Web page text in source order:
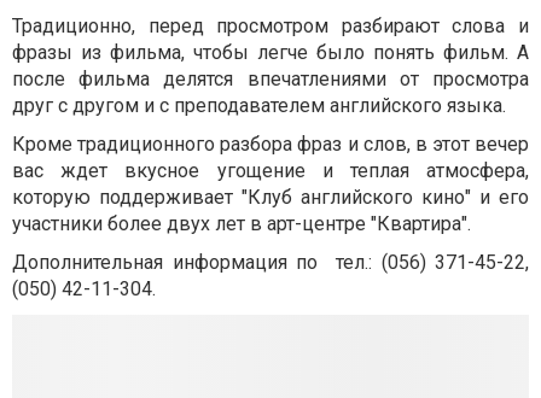
Традиционно, перед просмотром разбирают слова и
фразы из фильма, чтобы легче было понять фильм. А
после фильма делятся впечатлениями от просмотра
друг с другом и с преподавателем английского языка.
Кроме традиционного разбора фраз и слов, в этот вечер
вас ждет вкусное угощение и теплая атмосфера,
которую поддерживает "Клуб английского кино" и его
участники более двух лет в арт-центре "Квартира".
Дополнительная информация по тел.: (056) 371-45-22,
(050) 42-11-304.